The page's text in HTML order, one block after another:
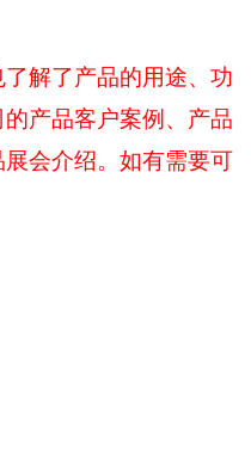
解了产品的用途、功
产品客户案例、产品
会介绍。如有需要可